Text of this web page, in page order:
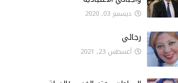
ديسمبر 03, 2020
رجائي
أغسطس 23, 2021